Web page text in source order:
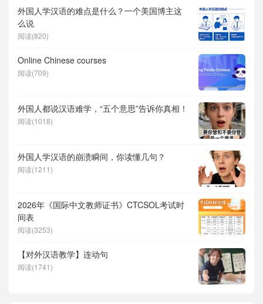
外国人学汉语的难点是什么？一个美国博主这
么说
阅读(820)
Online Chinese courses
阅读(709)
外国人都说汉语难学，“五个意思”告诉你真相！
阅读(1018)
外国人学汉语的崩溃瞬间，你读懂几句？
阅读(1211)
2026年《国际中文教师证书》CTCSOL考试时
间表
阅读(3253)
【对外汉语教学】连动句
阅读(1741)